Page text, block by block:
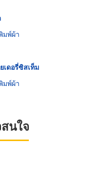
มพ์ผ้า
เดอรี่ซิสเท็ม
มพ์ผ้า
นใจ